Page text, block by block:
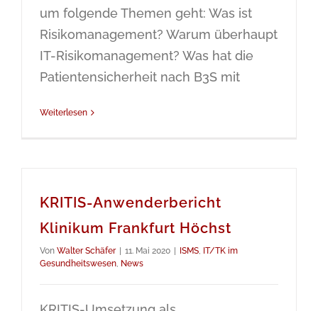
um folgende Themen geht: Was ist
Risikomanagement? Warum überhaupt
IT-Risikomanagement? Was hat die
Patientensicherheit nach B3S mit
Weiterlesen
KRITIS-Anwenderbericht
Klinikum Frankfurt Höchst
Von Walter Schäfer 11. Mai 2020 ISMS, IT/TK im
Gesundheitswesen, News